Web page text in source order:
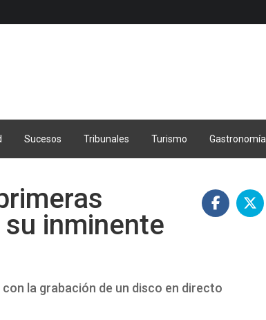
Sucesos Tribunales Turismo Gastronomía
inminente
la grabación de un disco en directo